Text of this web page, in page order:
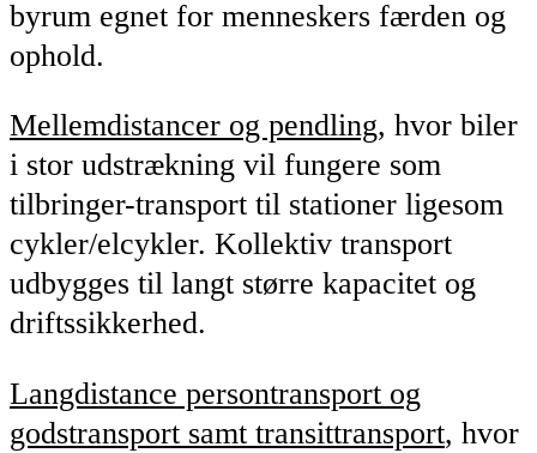
byrum egnet for menneskers færden og
ophold.
Mellemdistancer og pendling, hvor biler
i stor udstrækning vil fungere som
tilbringer-transport til stationer ligesom
cykler/elcykler. Kollektiv transport
udbygges til langt større kapacitet og
driftssikkerhed.
Langdistance persontransport og
godstransport samt transittransport, hvor